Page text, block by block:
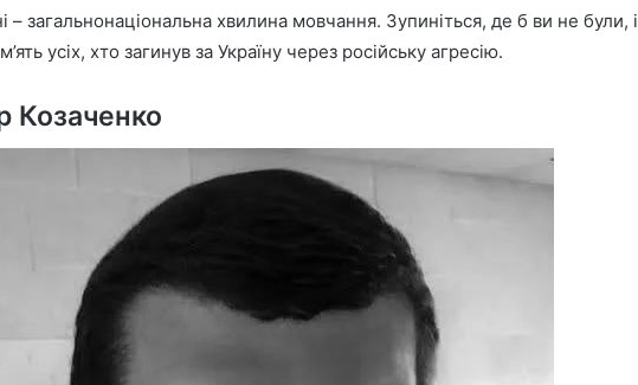
загальнонаціональна хвилина мовчання. Зупиніться, де б ви не були, і
усіх, хто загинув за Україну через російську агресію.
Козаченко